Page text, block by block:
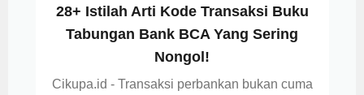
28+ Istilah Arti Kode Transaksi Buku
Tabungan Bank BCA Yang Sering
Nongol!
Cikupa.id - Transaksi perbankan bukan cuma